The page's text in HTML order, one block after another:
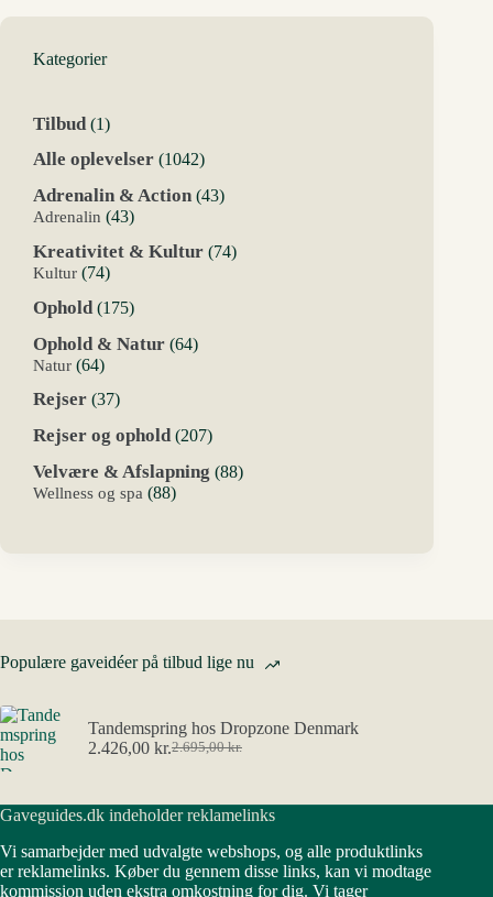
Kategorier
Tilbud 11
Alle oplevelser 10421042
Adrenalin & Action 4343
Adrenalin 4343
Kreativitet & Kultur 7474
Kultur 7474
Ophold 175175
Ophold & Natur 6464
Natur 6464
Rejser 3737
Rejser og ophold 207207
Velvære & Afslapning 8888
Wellness og spa 8888
Populære gaveidéer på tilbud lige nu
Tandemspring hos Dropzone Denmark
2.695,00kr.
Den
var:
2.426,00 kr.Den
er:
Gaveguides.dk indeholder reklamelinks
Vi samarbejder med udvalgte webshops, og alle produktlinks
er reklamelinks. Køber du gennem disse links, kan vi modtage
kommission uden ekstra omkostning for dig. Vi tager